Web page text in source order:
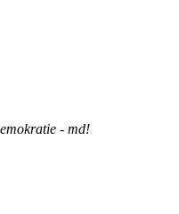
- md!